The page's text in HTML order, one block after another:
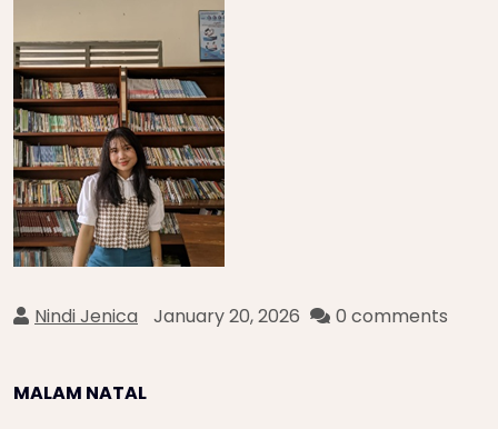
Nindi Jenica January 20, 2026 0 comments
MALAM NATAL